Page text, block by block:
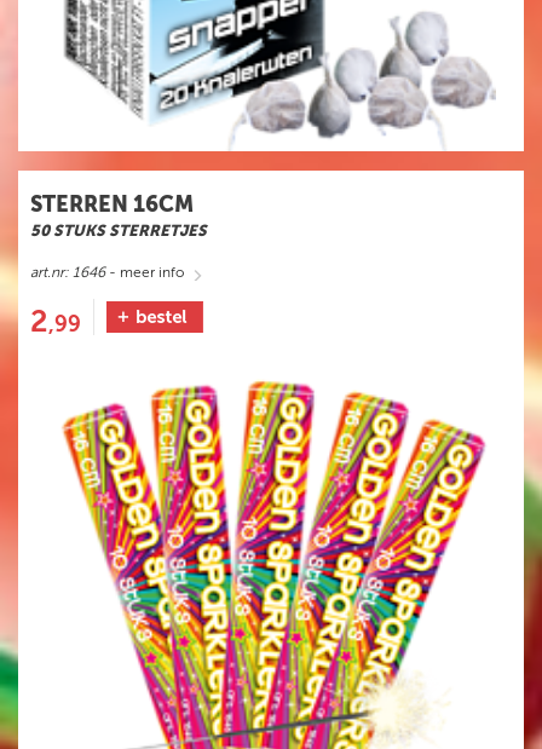
STERREN 16CM
50 STUKS STERRETJES
art.nr: 1646- meer info
2,99